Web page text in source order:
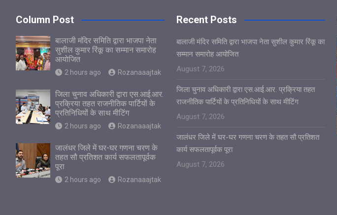
Column Post
बालाजी मंदिर समिति द्वारा भाजपा नेता
सुशील कुमार रिंकू का सम्मान समारोह
आयोजित
2 hours ago Rozanaaajtak
जिला चुनाव अधिकारी द्वारा एस.आई.आर.
प्रक्रिया तहत राजनीतिक पार्टियों के
प्रतिनिधियों के साथ मीटिंग
2 hours ago Rozanaaajtak
जालंधर जिले में घर-घर गणना चरण के
तहत सौ प्रतिशत कार्य सफलतापूर्वक
पूरा
2 hours ago Rozanaaajtak
Recent Posts
बालाजी मंदिर समिति द्वारा भाजपा नेता सुशील कुमार रिंकू का
सम्मान समारोह आयोजित
August 7, 2026
जिला चुनाव अधिकारी द्वारा एस.आई.आर. प्रक्रिया तहत
राजनीतिक पार्टियों के प्रतिनिधियों के साथ मीटिंग
August 7, 2026
जालंधर जिले में घर-घर गणना चरण के तहत सौ प्रतिशत
कार्य सफलतापूर्वक पूरा
August 7, 2026